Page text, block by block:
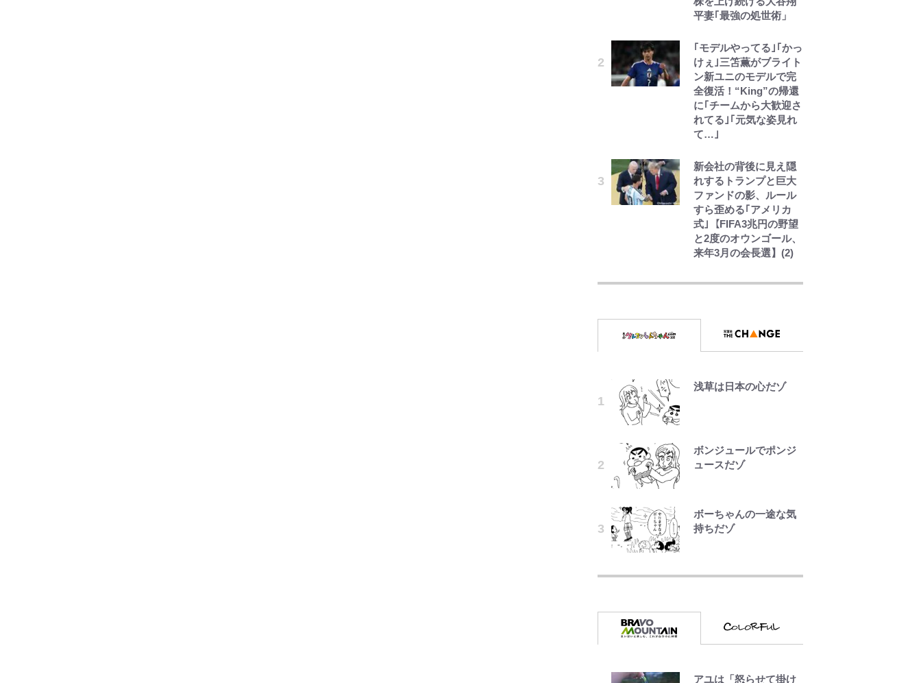
平妻｢最強の処世術」
｢モデルやってる｣｢かっ
けぇ｣三笘薫がブライト
ン新ユニのモデルで完
全復活！“King”の帰還
に｢チームから大歓迎さ
れてる｣｢元気な姿見れ
て…｣
新会社の背後に見え隠
れするトランプと巨大
ファンドの影、ルール
すら歪める｢アメリカ
式｣【FIFA3兆円の野望
と2度のオウンゴール、
来年3月の会長選】(2)
第1子妊娠中の田中みな
る」 年収7億円・お洒
長瀬智也の“角刈りちっ
く短髪”変貌姿に「超絶
浅草は日本の心だゾ
ボンジュールでポンジ
ュースだゾ
ボーちゃんの一途な気
持ちだゾ
「すっごい勉強ができ
たので合格発表も行か
なかったんです」
FRUITS ZIPPER鎮西
アユは「怒らせて掛け